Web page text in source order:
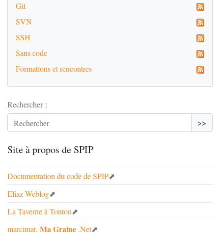
Git
SVN
SSH
Sans code
Formations et rencontres
Rechercher :
>>
Site à propos de SPIP
Documentation du code deSPIP
Eliaz Weblog
La Taverne à Tonton
marcimat. Ma Graine .Net